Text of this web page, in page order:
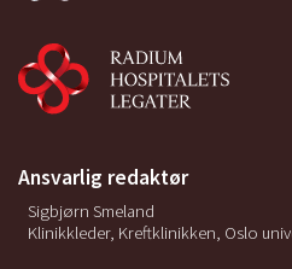
Ansvarlig redaktør
Sigbjørn Smeland
Klinikkleder, Kreftklinikken, Oslo